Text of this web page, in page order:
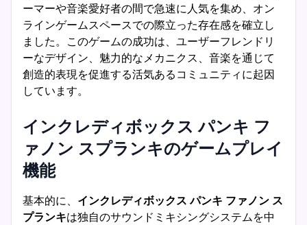
ーマーや音楽愛好者の間で急速に人気を集め、オン
ラインゲームスペースでの際立った存在感を確立し
ました。このゲームの成功は、ユーザーフレンドリ
ーなデザイン、魅力的なメカニクス、音楽を通じて
創造的表現を促進する活気あるコミュニティに起因
しています。
インクレディボックス パンキ フ
ァノン スプランキのゲームプレイ
機能
基本的に、 インクレディボックス パンキ ファノン ス
プランキは独自のサウンドミキシングシステムを中